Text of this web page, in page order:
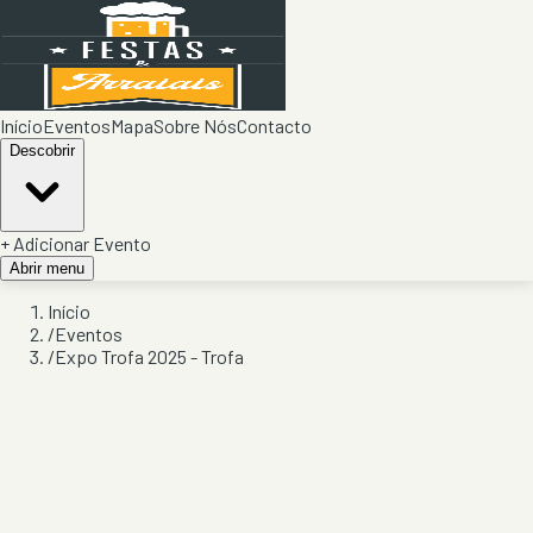
InícioEventosMapaSobre NósContacto
Descobrir
+ Adicionar Evento
Abrir menu
Início
/Eventos
/Expo Trofa 2025 - Trofa